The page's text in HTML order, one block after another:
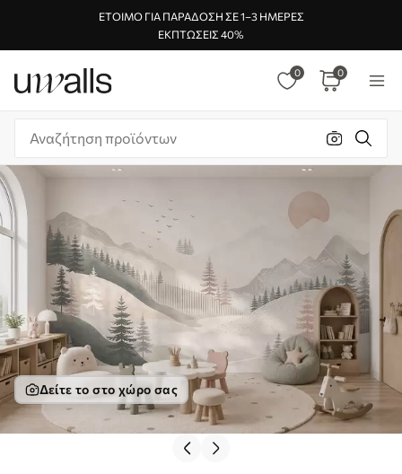
ΈΤΟΙΜΟ ΓΙΑ ΠΑΡΆΔΟΣΗ ΣΕ 1–3 ΗΜΈΡΕΣ
ΕΚΠΤΏΣΕΙΣ 40%
0 0
Δείτε το στο χώρο σας